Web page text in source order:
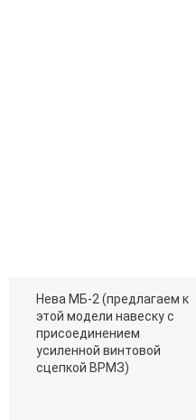
Нева МБ-2 (предлагаем к
этой модели навеску с
присоединением
усиленной винтовой
сцепкой ВРМЗ)